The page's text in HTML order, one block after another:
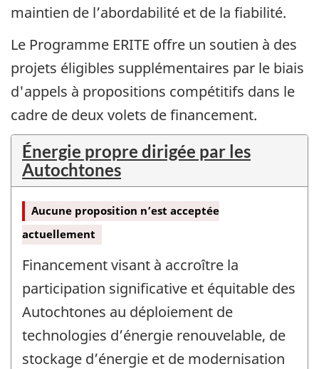
maintien de l’abordabilité et de la fiabilité.
Le Programme ERITE offre un soutien à des
projets éligibles supplémentaires par le biais
d'appels à propositions compétitifs dans le
cadre de deux volets de financement.
Énergie propre dirigée par les
Autochtones
Aucune proposition n’est acceptée
actuellement
Financement visant à accroître la
participation significative et équitable des
Autochtones au déploiement de
technologies d’énergie renouvelable, de
stockage d’énergie et de modernisation